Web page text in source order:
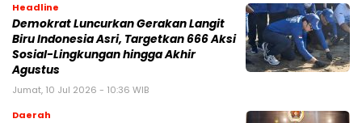
Headline
Demokrat Luncurkan Gerakan Langit
Biru Indonesia Asri, Targetkan 666 Aksi
Sosial-Lingkungan hingga Akhir
Agustus
Jumat, 10 Jul 2026 - 10:36 WIB
Daerah